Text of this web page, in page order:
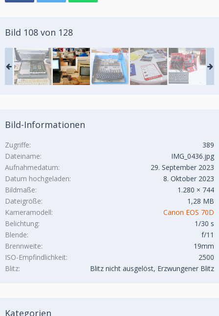
Bild 108 von 128
Bild-Informationen
Zugriffe
389
Dateiname
IMG_0436.jpg
Aufnahmedatum
29. September 2023
Datum hochgeladen
8. Oktober 2023
Bildmaße
1.280 × 744
Dateigröße
1,28 MB
Kameramodell
Canon EOS 70D
Belichtung
1/30 s
Blende
f/11
Brennweite
19mm
ISO-Empfindlichkeit
2500
Blitz
Blitz nicht ausgelöst, Erzwungener Blitz
Kategorien